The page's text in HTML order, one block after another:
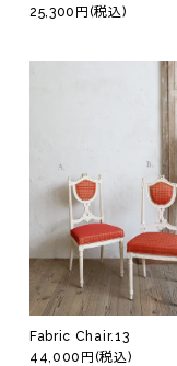
25,300円(税込)
Fabric Chair.13
44,000円(税込)